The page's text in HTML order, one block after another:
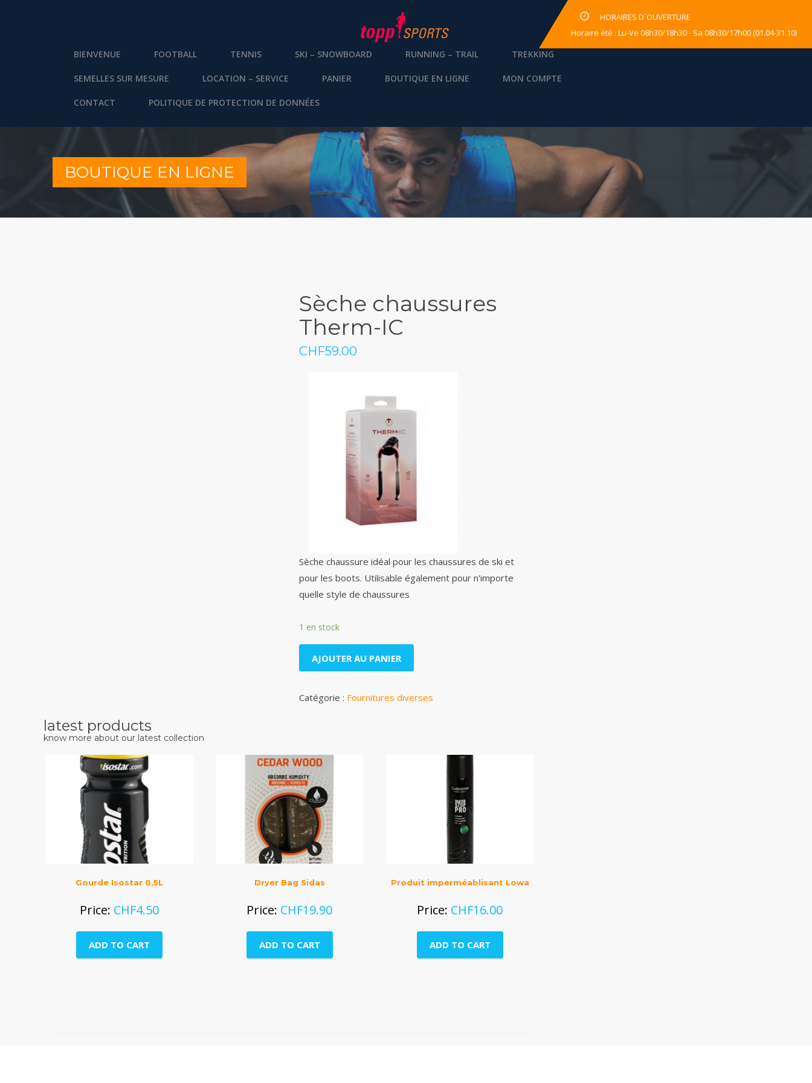
BIENVENUE FOOTBALL TENNIS SKI – SNOWBOARD RUNNING – TRAIL TREKKING
SEMELLES SUR MESURE LOCATION – SERVICE PANIER BOUTIQUE EN LIGNE MON COMPTE
CONTACT POLITIQUE DE PROTECTION DE DONNÉES
HORAIRES D´OUVERTURE
Horaire été : Lu-Ve 08h30/18h30 - Sa 08h30/17h00 (01.04-31.10)
BOUTIQUE EN LIGNE
Sèche chaussures
Therm-IC
CHF59.00
Sèche chaussure idéal pour les chaussures de ski et
pour les boots. Utilisable également pour n'importe
quelle style de chaussures
1 en stock
AJOUTER AU PANIER
Catégorie : Fournitures diverses
latest products
know more about our latest collection
Gourde Isostar 0,5L
Price: CHF4.50
ADD TO CART
Dryer Bag Sidas
Price: CHF19.90
ADD TO CART
Produit imperméablisant Lowa
Price: CHF16.00
ADD TO CART